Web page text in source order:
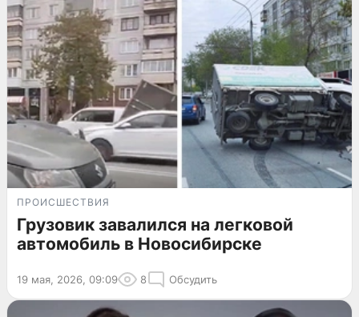
ПРОИСШЕСТВИЯ
Грузовик завалился на легковой
автомобиль в Новосибирске
19 мая, 2026, 09:09 8 Обсудить